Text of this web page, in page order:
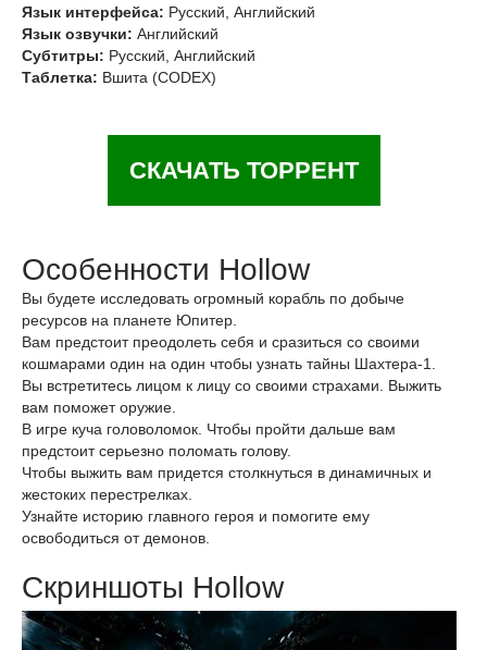
Язык интерфейса: Русский, Английский
Язык озвучки: Английский
Субтитры: Русский, Английский
Таблетка: Вшита (CODEX)
СКАЧАТЬ ТОРРЕНТ
Особенности Hollow
Вы будете исследовать огромный корабль по добыче
ресурсов на планете Юпитер.
Вам предстоит преодолеть себя и сразиться со своими
кошмарами один на один чтобы узнать тайны Шахтера-1.
Вы встретитесь лицом к лицу со своими страхами. Выжить
вам поможет оружие.
В игре куча головоломок. Чтобы пройти дальше вам
предстоит серьезно поломать голову.
Чтобы выжить вам придется столкнуться в динамичных и
жестоких перестрелках.
Узнайте историю главного героя и помогите ему
освободиться от демонов.
Скриншоты Hollow